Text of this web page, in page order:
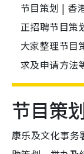
节目策划 | 香
正招聘节目策
大家整理节目
求及申请方法
节目策
康乐及文化事务